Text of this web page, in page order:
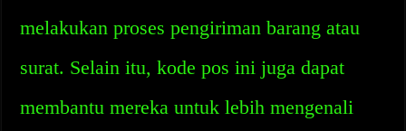
melakukan proses pengiriman barang atau
surat. Selain itu, kode pos ini juga dapat
membantu mereka untuk lebih mengenali